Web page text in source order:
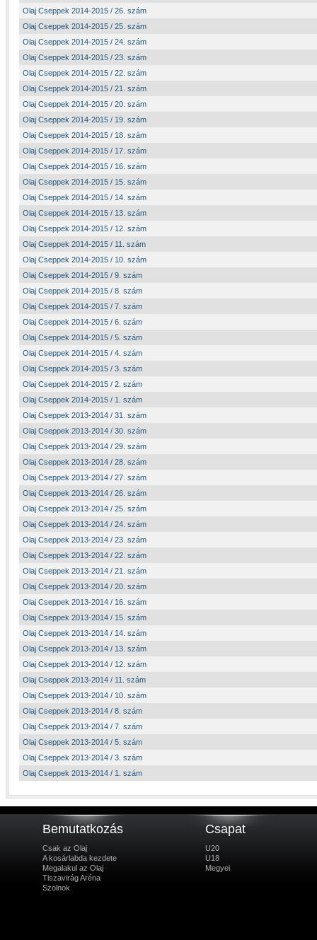
Olaj Cseppek 2014-2015 / 26. szám
Olaj Cseppek 2014-2015 / 25. szám
Olaj Cseppek 2014-2015 / 24. szám
Olaj Cseppek 2014-2015 / 23. szám
Olaj Cseppek 2014-2015 / 22. szám
Olaj Cseppek 2014-2015 / 21. szám
Olaj Cseppek 2014-2015 / 20. szám
Olaj Cseppek 2014-2015 / 19. szám
Olaj Cseppek 2014-2015 / 18. szám
Olaj Cseppek 2014-2015 / 17. szám
Olaj Cseppek 2014-2015 / 16. szám
Olaj Cseppek 2014-2015 / 15. szám
Olaj Cseppek 2014-2015 / 14. szám
Olaj Cseppek 2014-2015 / 13. szám
Olaj Cseppek 2014-2015 / 12. szám
Olaj Cseppek 2014-2015 / 11. szám
Olaj Cseppek 2014-2015 / 10. szám
Olaj Cseppek 2014-2015 / 9. szám
Olaj Cseppek 2014-2015 / 8. szám
Olaj Cseppek 2014-2015 / 7. szám
Olaj Cseppek 2014-2015 / 6. szám
Olaj Cseppek 2014-2015 / 5. szám
Olaj Cseppek 2014-2015 / 4. szám
Olaj Cseppek 2014-2015 / 3. szám
Olaj Cseppek 2014-2015 / 2. szám
Olaj Cseppek 2014-2015 / 1. szám
Olaj Cseppek 2013-2014 / 31. szám
Olaj Cseppek 2013-2014 / 30. szám
Olaj Cseppek 2013-2014 / 29. szám
Olaj Cseppek 2013-2014 / 28. szám
Olaj Cseppek 2013-2014 / 27. szám
Olaj Cseppek 2013-2014 / 26. szám
Olaj Cseppek 2013-2014 / 25. szám
Olaj Cseppek 2013-2014 / 24. szám
Olaj Cseppek 2013-2014 / 23. szám
Olaj Cseppek 2013-2014 / 22. szám
Olaj Cseppek 2013-2014 / 21. szám
Olaj Cseppek 2013-2014 / 20. szám
Olaj Cseppek 2013-2014 / 16. szám
Olaj Cseppek 2013-2014 / 15. szám
Olaj Cseppek 2013-2014 / 14. szám
Olaj Cseppek 2013-2014 / 13. szám
Olaj Cseppek 2013-2014 / 12. szám
Olaj Cseppek 2013-2014 / 11. szám
Olaj Cseppek 2013-2014 / 10. szám
Olaj Cseppek 2013-2014 / 8. szám
Olaj Cseppek 2013-2014 / 7. szám
Olaj Cseppek 2013-2014 / 5. szám
Olaj Cseppek 2013-2014 / 3. szám
Olaj Cseppek 2013-2014 / 1. szám
Bemutatkozás
Csak az Olaj
A kosárlabda kezdete
Megalakul az Olaj
Tiszavirág Aréna
Szolnok
Csapat
U20
U18
Megyei